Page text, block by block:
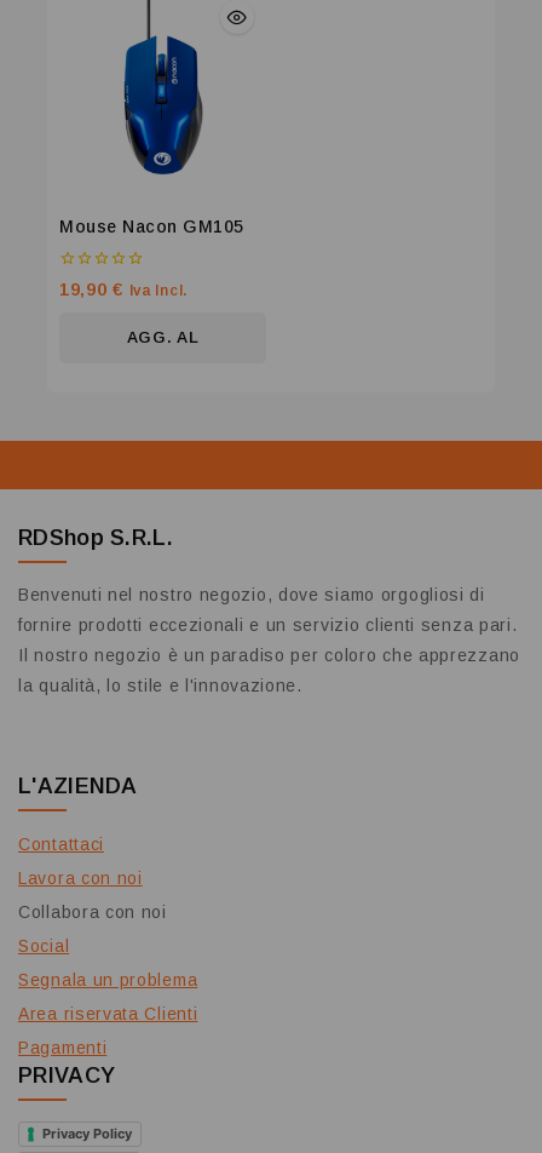
Mouse Nacon GM105
0
su
19,90€ Iva Incl.
AGG. AL
RDShop S.R.L.
Benvenuti nel nostro negozio, dove siamo orgogliosi di
fornire prodotti eccezionali e un servizio clienti senza pari.
Il nostro negozio è un paradiso per coloro che apprezzano
la qualità, lo stile e l'innovazione.
L'AZIENDA
Contattaci
Lavora con noi
Collabora con noi
Social
Segnala un problema
Area riservata Clienti
Pagamenti
PRIVACY
Privacy Policy